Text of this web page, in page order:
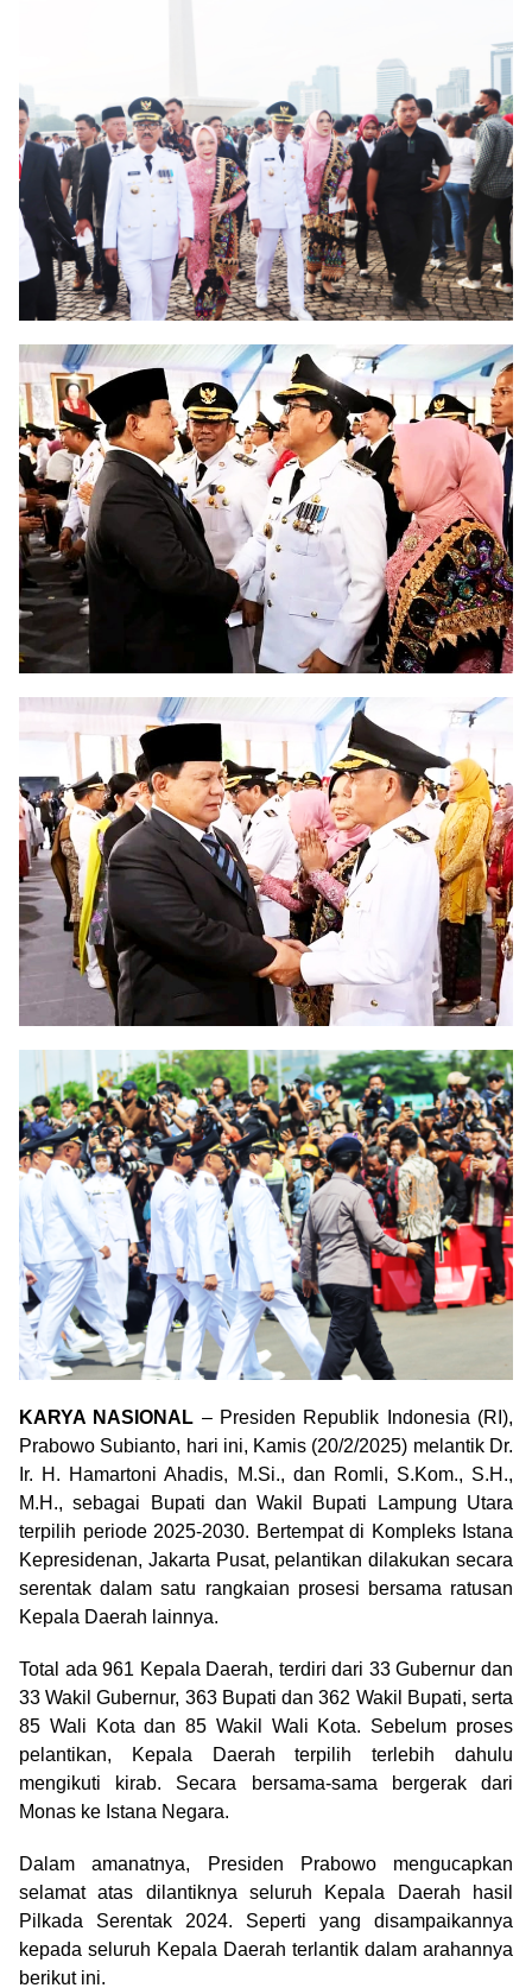
KARYA NASIONAL – Presiden Republik Indonesia (RI),
Prabowo Subianto, hari ini, Kamis (20/2/2025) melantik Dr.
Ir. H. Hamartoni Ahadis, M.Si., dan Romli, S.Kom., S.H.,
M.H., sebagai Bupati dan Wakil Bupati Lampung Utara
terpilih periode 2025-2030. Bertempat di Kompleks Istana
Kepresidenan, Jakarta Pusat, pelantikan dilakukan secara
serentak dalam satu rangkaian prosesi bersama ratusan
Kepala Daerah lainnya.
Total ada 961 Kepala Daerah, terdiri dari 33 Gubernur dan
33 Wakil Gubernur, 363 Bupati dan 362 Wakil Bupati, serta
85 Wali Kota dan 85 Wakil Wali Kota. Sebelum proses
pelantikan, Kepala Daerah terpilih terlebih dahulu
mengikuti kirab. Secara bersama-sama bergerak dari
Monas ke Istana Negara.
Dalam amanatnya, Presiden Prabowo mengucapkan
selamat atas dilantiknya seluruh Kepala Daerah hasil
Pilkada Serentak 2024. Seperti yang disampaikannya
kepada seluruh Kepala Daerah terlantik dalam arahannya
berikut ini.